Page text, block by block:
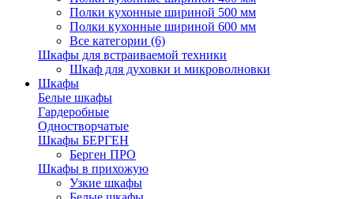
Полки кухонные шириной 500 мм
Полки кухонные шириной 600 мм
Все категории (6)
Шкафы для встраиваемой техники
Шкаф для духовки и микроволновки
Шкафы
Белые шкафы
Гардеробные
Одностворчатые
Шкафы БЕРГЕН
Берген ПРО
Шкафы в прихожую
Узкие шкафы